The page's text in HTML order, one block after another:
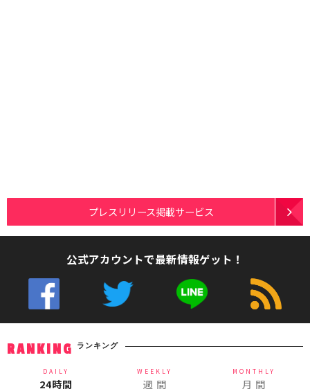
プレスリリース掲載サービス
公式アカウントで最新情報ゲット！
RANKING ランキング
DAILY
24時間
WEEKLY
週 間
MONTHLY
月 間